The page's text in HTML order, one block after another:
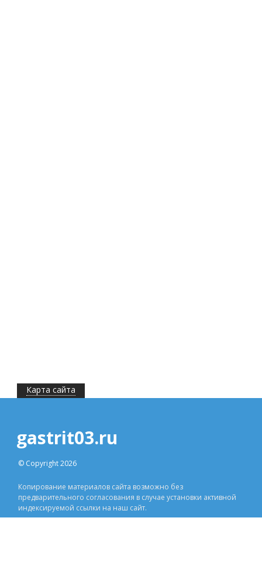
Карта сайта
gastrit03.ru
© Copyright 2026
Копирование материалов сайта возможно без
предварительного согласования в случае установки активной
индексируемой ссылки на наш сайт.